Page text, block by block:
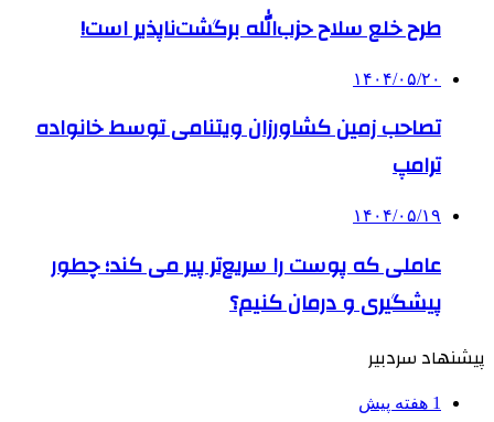
طرح خلع سلاح حزب‌الله برگشت‌ناپذیر است!
۱۴۰۴/۰۵/۲۰
تصاحب زمین کشاورزان ویتنامی توسط خانواده
ترامپ
۱۴۰۴/۰۵/۱۹
عاملی که پوست را سریع‌تر پیر می کند؛ چطور
پیشگیری و درمان کنیم؟
پیشنهاد سردبیر
1 هفته پیش